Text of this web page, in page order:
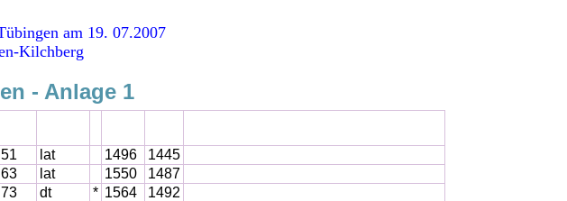
am 19. 07.2007
Kilchberg
- Anlage 1
51 lat 1496
1445
63 lat 1550
1487
73 dt * 1564
1492